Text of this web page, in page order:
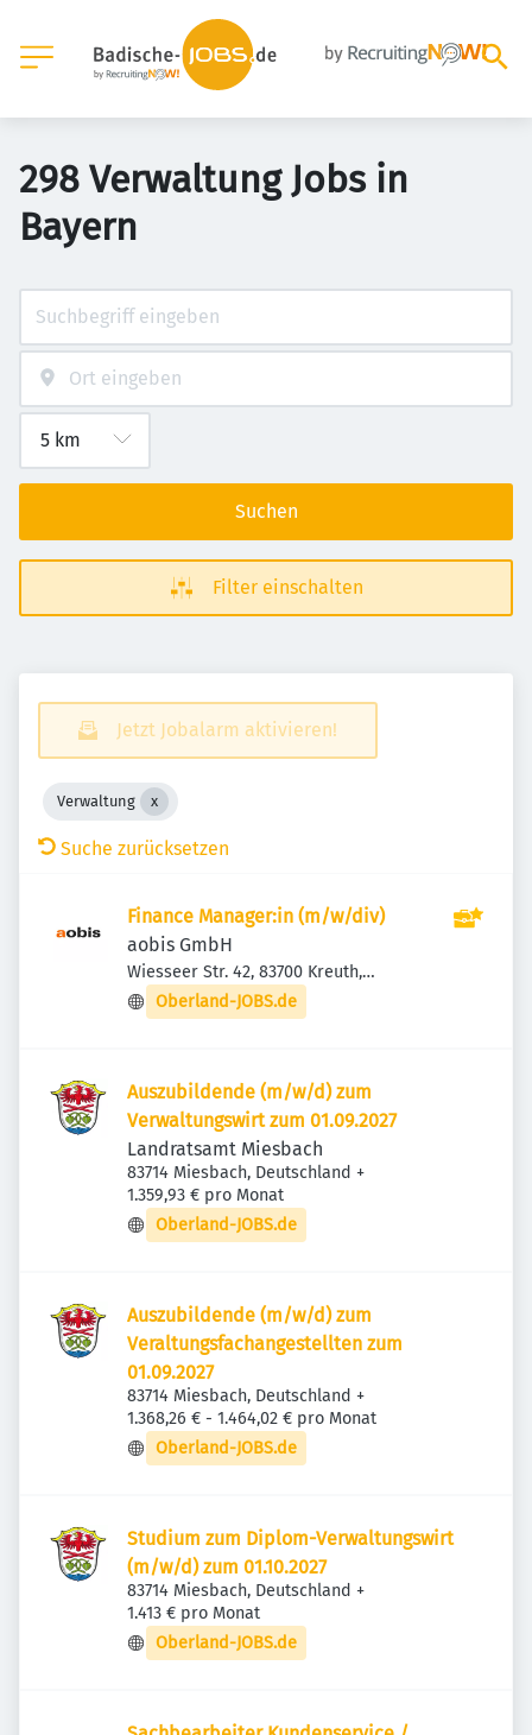
298 Verwaltung Jobs in
Bayern
Suchen
Filter einschalten
Jetzt Jobalarm aktivieren!
Verwaltung
Suche zurücksetzen
Finance Manager:in (m/w/div)
aobis GmbH
Wiesseer Str. 42, 83700 Kreuth,
Deutschland
Oberland-JOBS.de
Auszubildende (m/w/d) zum
Verwaltungswirt zum 01.09.2027
Landratsamt Miesbach
83714 Miesbach, Deutschland +
1.359,93 € pro Monat
Oberland-JOBS.de
Auszubildende (m/w/d) zum
Veraltungsfachangestellten zum
01.09.2027
83714 Miesbach, Deutschland +
1.368,26 € - 1.464,02 € pro Monat
Oberland-JOBS.de
Studium zum Diplom-Verwaltungswirt
(m/w/d) zum 01.10.2027
83714 Miesbach, Deutschland +
1.413 € pro Monat
Oberland-JOBS.de